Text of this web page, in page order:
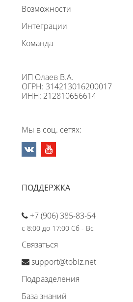
Возможности
Интеграции
Команда
ИП Олаев В.А.
ОГРН: 314213016200017
ИНН: 212810656614
Мы в соц. сетях:
ПОДДЕРЖКА
+7 (906) 385-83-54
с 8:00 до 17:00 Сб - Вс
Связаться
support@tobiz.net
Подразделения
База знаний